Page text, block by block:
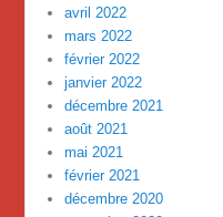
avril 2022
mars 2022
février 2022
janvier 2022
décembre 2021
août 2021
mai 2021
février 2021
décembre 2020